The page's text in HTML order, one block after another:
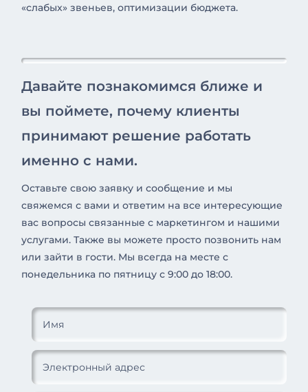
«слабых» звеньев, оптимизации бюджета.
Давайте познакомимся ближе и
вы поймете, почему клиенты
принимают решение работать
именно с нами.
Оставьте свою заявку и сообщение и мы
свяжемся с вами и ответим на все интересующие
вас вопросы связанные с маркетингом и нашими
услугами. Также вы можете просто позвонить нам
или зайти в гости. Мы всегда на месте с
понедельника по пятницу с 9:00 до 18:00.